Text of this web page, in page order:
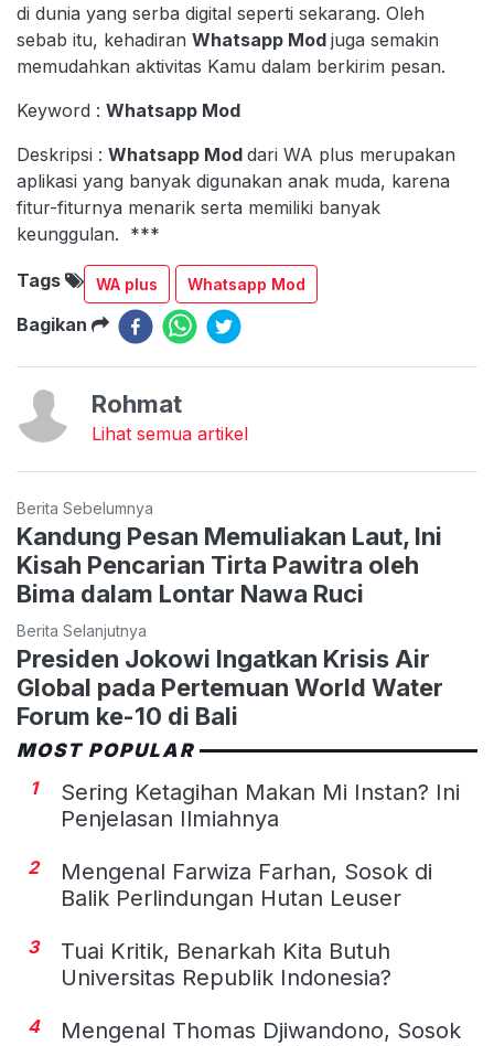
di dunia yang serba digital seperti sekarang. Oleh
sebab itu, kehadiran Whatsapp Mod juga semakin
memudahkan aktivitas Kamu dalam berkirim pesan.
Keyword : Whatsapp Mod
Deskripsi : Whatsapp Mod dari WA plus merupakan
aplikasi yang banyak digunakan anak muda, karena
fitur-fiturnya menarik serta memiliki banyak
keunggulan. ***
Tags WA plus Whatsapp Mod
Bagikan
Rohmat
Lihat semua artikel
Berita Sebelumnya
Kandung Pesan Memuliakan Laut, Ini
Kisah Pencarian Tirta Pawitra oleh
Bima dalam Lontar Nawa Ruci
Berita Selanjutnya
Presiden Jokowi Ingatkan Krisis Air
Global pada Pertemuan World Water
Forum ke-10 di Bali
MOST POPULAR
1
Sering Ketagihan Makan Mi Instan? Ini
Penjelasan Ilmiahnya
2
Mengenal Farwiza Farhan, Sosok di
Balik Perlindungan Hutan Leuser
3
Tuai Kritik, Benarkah Kita Butuh
Universitas Republik Indonesia?
4
Mengenal Thomas Djiwandono, Sosok